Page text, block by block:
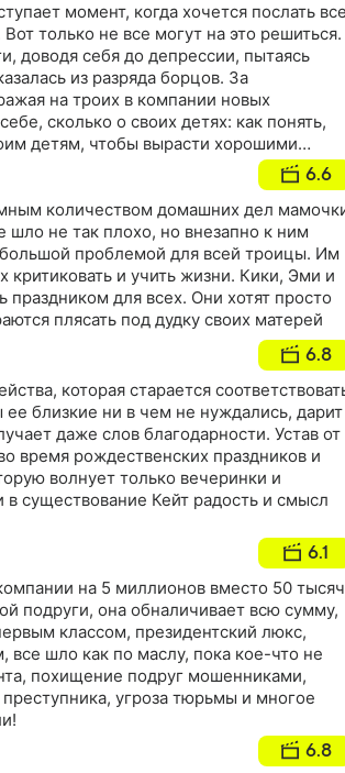
момент, когда хочется послать
только не все могут на это решиться.
доводя себя до депрессии, пытаясь
из разряда борцов. За
на троих в компании новых
сколько о своих детях: как понять,
детям, чтобы вырасти хорошими
6.6
количеством домашних дел
шло не так плохо, но внезапно к ним
проблемой для всей троицы. Им
и учить жизни. Кики, Эми и
для всех. Они хотят просто
плясать под дудку своих матерей
6.8
которая старается
близкие ни в чем не нуждались, дарит
даже слов благодарности. Устав от
время рождественских праздников и
волнует только вечеринки и
существование Кейт радость и смысл
6.1
на 5 миллионов вместо 50 тысяч
подруги, она обналичивает всю сумму,
классом, президентский люкс,
все шло как по маслу, пока кое-что не
похищение подруг мошенниками,
угроза тюрьмы и многое
6.8